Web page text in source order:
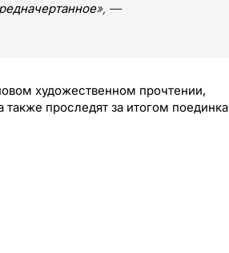
», —
художественном прочтении,
проследят за итогом поединка